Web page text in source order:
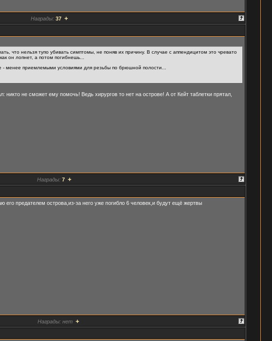
Награды: 37 +
что нельзя тупо убивать симптомы, не поняв их причину. В случае с аппендицитом это чревато
он лопнет, а потом погибнешь...
менее приемлемыми условиями для резьбы по брюшной полости...
не сможет ему помочь! Ведь хирургов то нет на острове! А от Кейт таблетки прятал,
Награды: 7 +
предателем острова,из-за него уже погибло 6 человек,и будут ещё жертвы
Награды: нет +